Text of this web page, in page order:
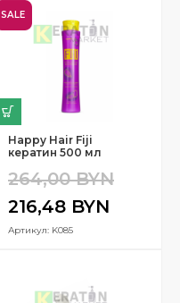
SALE
Happy Hair Fiji
кератин 500 мл
264,00BYN
216,48 BYN
Артикул: K085